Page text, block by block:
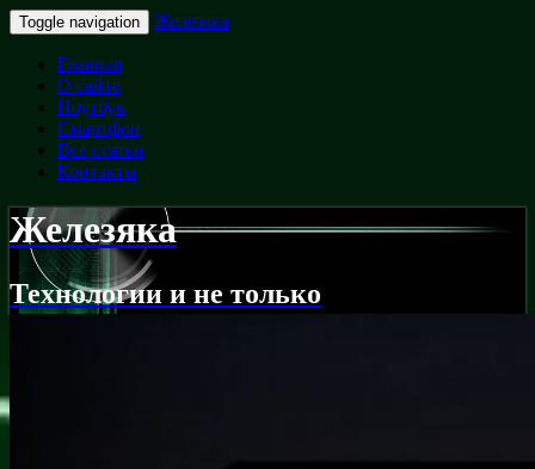
Toggle navigation Железяка
Главная
О сайте
Ноутбук
Смартфон
Все статьи
Контакты
Железяка
Технологии и не только